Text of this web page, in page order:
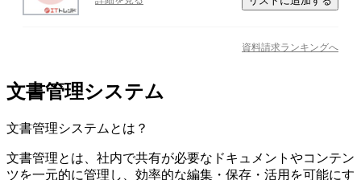
資料請求ランキングへ
文書管理システム
文書管理システム とは？
文書管理とは、社内で共有が必要なドキュメントやコンテン
ツを一元的に管理し、効率的な編集・保存・活用を可能にす